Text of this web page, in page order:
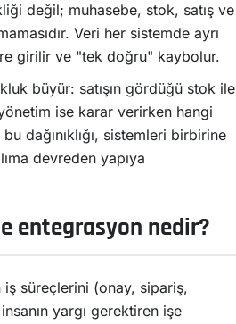
değil; muhasebe, stok, satış ve
Veri her sistemde ayrı
girilir ve "tek doğru" kaybolur.
büyür: satışın gördüğü stok ile
ise karar verirken hangi
dağınıklığı, sistemleri birbirine
devreden yapıya
entegrasyon nedir?
iş süreçlerini (onay, sipariş,
yargı gerektiren işe